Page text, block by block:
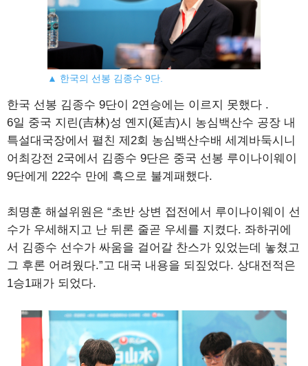
▲ 한국의 선봉 김종수 9단.
한국 선봉 김종수 9단이 2연승에는 이르지 못했다 .
6일 중국 지린(吉林)성 옌지(延吉)시 농심백산수 공장 내
특설대국장에서 펼친 제2회 농심백산수배 세계바둑시니
어최강전 2국에서 김종수 9단은 중국 선봉 루이나이웨이
9단에게 222수 만에 흑으로 불계패했다.
최명훈 해설위원은 “초반 상변 접전에서 루이나이웨이 선
수가 우세해지고 난 뒤론 줄곧 우세를 지켰다. 좌하귀에
서 김종수 선수가 싸움을 걸어갈 찬스가 있었는데 놓쳤고
그 후론 어려웠다.”고 대국 내용을 되짚었다. 상대전적은
1승1패가 되었다.